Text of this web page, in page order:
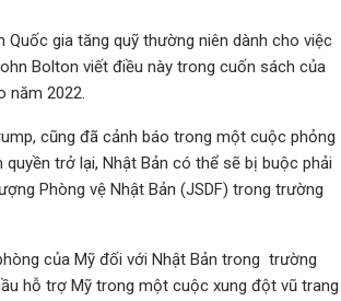
gia tăng quỹ thường niên dành cho việc
Bolton viết điều này trong cuốn sách của
năm 2022.
cũng đã cảnh báo trong một cuộc phỏng
trở lại, Nhật Bản có thể sẽ bị buộc phải
Phòng vệ Nhật Bản (JSDF) trong trường
của Mỹ đối với Nhật Bản trong trường
hỗ trợ Mỹ trong một cuộc xung đột vũ trang